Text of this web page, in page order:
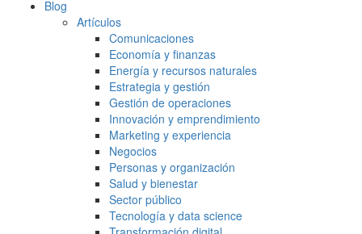
Blog
Artículos
Comunicaciones
Economía y finanzas
Energía y recursos naturales
Estrategia y gestión
Gestión de operaciones
Innovación y emprendimiento
Marketing y experiencia
Negocios
Personas y organización
Salud y bienestar
Sector público
Tecnología y data science